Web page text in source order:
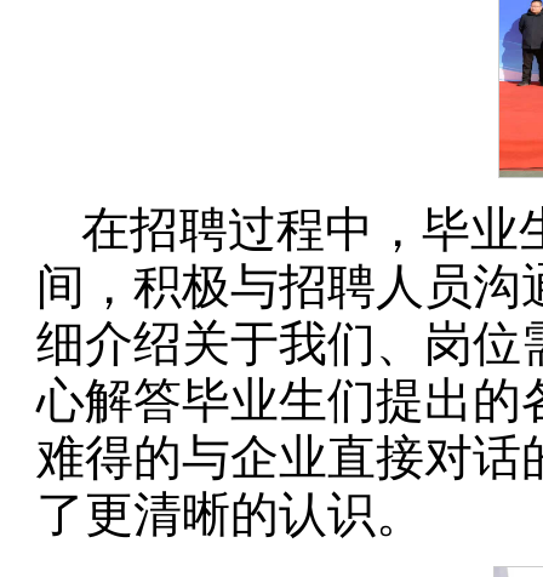
在招聘过程中，毕业
间，积极与招聘人员
细介绍关于我们、岗位
心解答毕业生们提出的
难得的与企业直接对
了更清晰的认识。